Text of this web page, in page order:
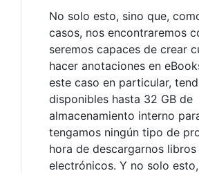
No solo esto, sino que,
casos, nos encontraremos
seremos capaces de crear
hacer anotaciones en
este caso en particular,
disponibles hasta 32 GB de
almacenamiento interno
tengamos ningún tipo de
hora de descargarnos libros
electrónicos. Y no solo